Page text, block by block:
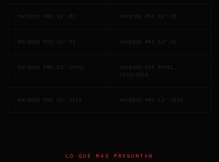
MACBOOK PRO 14" M2 MACBOOK PRO 13" M2
MACBOOK PRO 16" M1 MACBOOK PRO 14" M1
MACBOOK PRO 13" INTEL
MACBOOK AIR INTEL
2019/2020
MACBOOK PRO 15" 2019 MACBOOK PRO 13" 2019
LO QUE MAS PREGUNTAN